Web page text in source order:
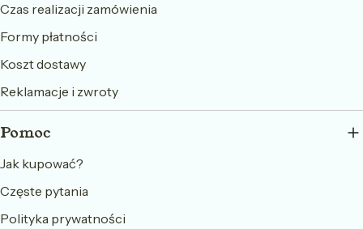
Czas realizacji zamówienia
Formy płatności
Koszt dostawy
Reklamacje i zwroty
Pomoc
Jak kupować?
Częste pytania
Polityka prywatności